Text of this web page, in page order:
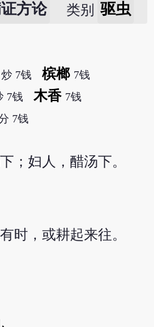
方论 类别 驱虫
炒 7钱 槟榔 7钱
7钱 木香 7钱
7钱
；妇人，醋汤下。
时，或耕起来往。